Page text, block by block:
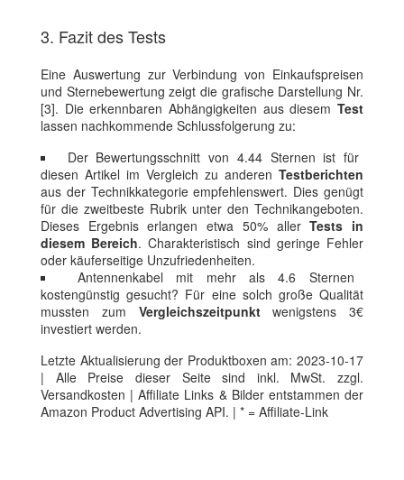
3. Fazit des Tests
Eine Auswertung zur Verbindung von Einkaufspreisen
und Sternebewertung zeigt die grafische Darstellung Nr.
[3]. Die erkennbaren Abhängigkeiten aus diesem Test
lassen nachkommende Schlussfolgerung zu:
Der Bewertungsschnitt von 4.44 Sternen ist für
diesen Artikel im Vergleich zu anderen Testberichten
aus der Technikkategorie empfehlenswert. Dies genügt
für die zweitbeste Rubrik unter den Technikangeboten.
Dieses Ergebnis erlangen etwa 50% allerTests in
diesem Bereich. Charakteristisch sind geringe Fehler
oder käuferseitige Unzufriedenheiten.
Antennenkabel mit mehr als 4.6 Sternen
kostengünstig gesucht? Für eine solch große Qualität
mussten zum Vergleichszeitpunktwenigstens 3€
investiert werden.
Letzte Aktualisierung der Produktboxen am: 2023-10-17
| Alle Preise dieser Seite sind inkl. MwSt. zzgl.
Versandkosten | Affiliate Links & Bilder entstammen der
Amazon Product Advertising API. | * = Affiliate-Link